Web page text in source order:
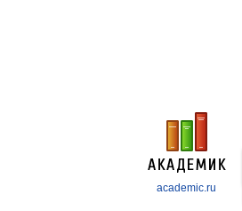
academic.ru